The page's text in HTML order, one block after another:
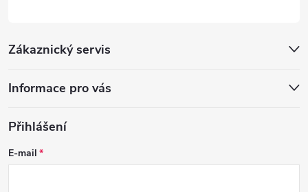
Zákaznický servis
Informace pro vás
Přihlášení
E-mail